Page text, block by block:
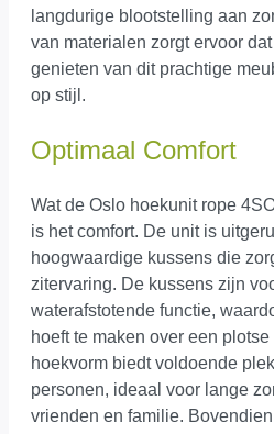
langdurige blootstelling aan
van materialen zorgt ervoor
genieten van dit prachtige
op stijl.
Optimaal Comfort
Wat de Oslo hoekunit rope
is het comfort. De unit is
hoogwaardige kussens die
zitervaring. De kussens zijn
waterafstotende functie,
hoeft te maken over een
hoekvorm biedt voldoende
personen, ideaal voor lange
vrienden en familie.